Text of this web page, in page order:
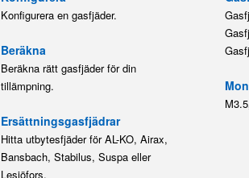
Konfigurera en gasfjäder.
Beräkna
Beräkna rätt gasfjäder för din
tillämpning.
Ersättningsgasfjädrar
Hitta utbytesfjäder för AL-KO, Airax,
Bansbach, Stabilus, Suspa eller
Lesjöfors.
M3.5